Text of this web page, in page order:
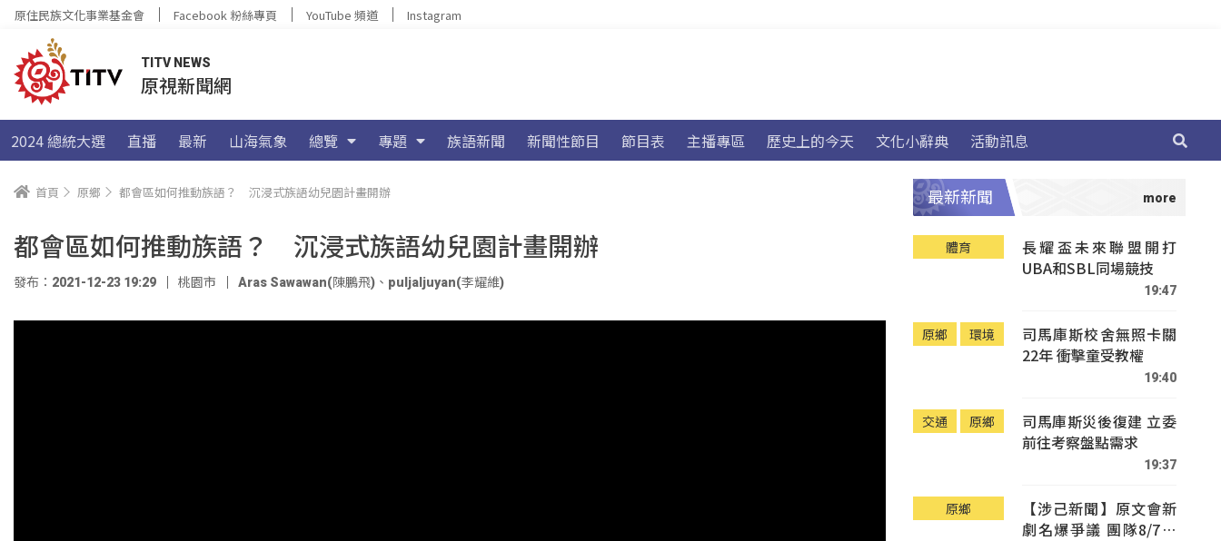
原住民族文化事業基金會 Facebook 粉絲專頁 YouTube 頻道 Instagram
TITV NEWS
原視新聞網
2024 總統大選 直播 最新 山海氣象 總覽 專題 族語新聞 新聞性節目 節目表 主播專區 歷史上的今天 文化小辭典 活動訊息
首頁 原鄉 都會區如何推動族語？ 沉浸式族語幼兒園計畫開辦
都會區如何推動族語？ 沉浸式族語幼兒園計畫開辦
發布：2021-12-23 19:29 桃園市 Aras Sawawan(陳鵬飛) 、 puljaljuyan(李耀維)
最新新聞
體育
長耀盃未來聯盟開打
UBA和SBL同場競技
19:47
原鄉 環境
司馬庫斯校舍無照卡關
22年 衝擊童受教權
19:40
交通 原鄉
司馬庫斯災後復建 立委
前往考察盤點需求
19:37
原鄉
【涉己新聞】原文會新
劇名爆爭議 團隊8/7赴